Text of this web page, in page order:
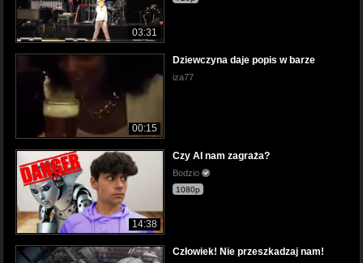
03:31
00:15
Dziewczyna daje popis w barze
iza77
14:38
Czy AI nam zagraża?
Bodzio
1080p
Człowiek! Nie przeszkadzaj nam!